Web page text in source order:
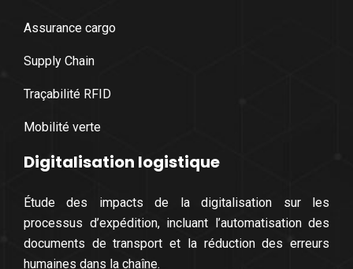
Assurance cargo
Supply Chain
Traçabilité RFID
Mobilité verte
Digitalisation logistique
Étude des impacts de la digitalisation sur les
processus d’expédition, incluant l’automatisation des
documents de transport et la réduction des erreurs
humaines dans la chaîne.